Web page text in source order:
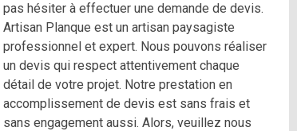
pas hésiter à effectuer une demande de devis.
Artisan Planque est un artisan paysagiste
professionnel et expert. Nous pouvons réaliser
un devis qui respect attentivement chaque
détail de votre projet. Notre prestation en
accomplissement de devis est sans frais et
sans engagement aussi. Alors, veuillez nous